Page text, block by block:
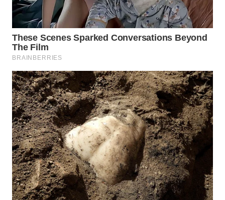
TANI
ADVOKAT
WAHANA
INFRASTRUKTUR
WAHANA
KONSUMEN
WAHANA
LISTRIK
WAHANA
TRAVEL